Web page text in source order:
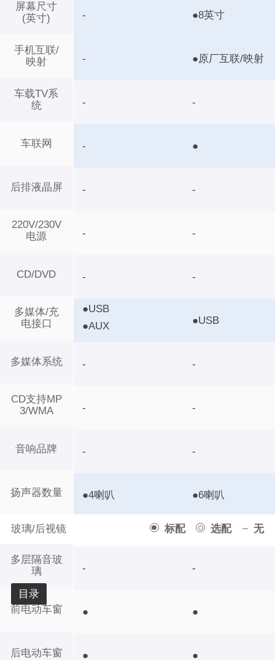
屏幕尺寸
(英寸)
手机互联/
映射
车载TV系
统
车联网
后排液晶屏
220V/230V
电源
CD/DVD
多媒体/充
电接口
多媒体系统
CD支持MP
3/WMA
音响品牌
扬声器数量
玻璃/后视镜 标配 选配 无
多层隔音玻
璃
前电动车窗
后电动车窗
- ●8英寸
- ●原厂互联/映射
- -
- ●
- -
- -
- -
●USB
●AUX
●USB
- -
- -
- -
●4喇叭 ●6喇叭
- -
● ●
● ●
目录